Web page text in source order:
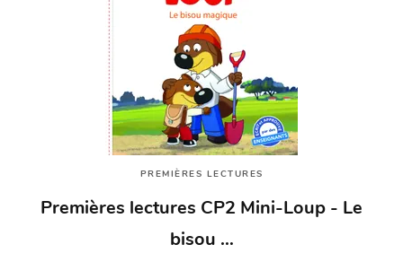
PREMIÈRES LECTURES
Premières lectures CP2 Mini-Loup - Le
bisou …